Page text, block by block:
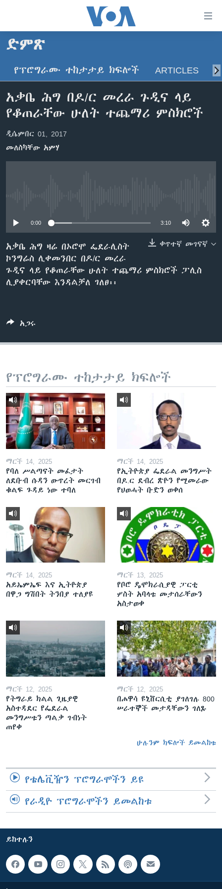
ማገናኛዎች
ዋናው
ይዘት
ወደ
ዋናው
እለፍ
ወደ
ዋናው
ዜና
ኢትዮጵያ
ኑሮ በጤንነት
ከምሽቱ ሦስት ሰዓት የአማርኛ ዜና
ክምችት
ቋንቋዎች
ድምጽ
የፕሮግራሙ ተከታታይ ክፍሎች ARTICLES
አቃቤ ሕግ በዶ/ር መረራ ጉዲና ላይ
የቆጠራቸው ሁለት ተጨማሪ ምስክሮች
ዲሴምበር 01, 2017
መለስካቸው አምሃ
0:00 3:10
ቀጥተኛ መገናኛ
አቃቤ ሕግ ዛሬ በኦሮሞ ፌደራሊስት
ኮንግሬስ ሊቀመንበር በዶ/ር መረራ
ጉዲና ላይ የቆጠራቸው ሁለት ተጨማሪ ምስክሮች ፓሊስ
ሊያቀርባቸው እንዳልቻለ ገለፀ፡፡
አጋሩ
የፕሮግራሙ ተከታታይ ክፍሎች
ማርች 14, 2025
የባለ ሥልጣናት መፈታት
ለደቡብ ሱዳን ውጥረት መርገብ
ቁልፍ ጉዳይ ነው ተባለ
ማርች 14, 2025
የኢትዮጵያ ፌደራል መንግሥት
በዶ.ር ደብረ ጽዮን የሚመራው
የህወሓት ቡድን ወቀሰ
ማርች 14, 2025
አይኤምኤፍ እና ኢትዮጵያ
በዋጋ ግሽበት ትንበያ ተለያዩ
ማርች 13, 2025
የቦሮ ዴሞክራሲያዊ ፓርቲ
ሦስት አባላቱ መታሰራቸውን
አስታወቀ
ማርች 12, 2025
የትግራይ ክልል ጊዜያዊ
አስተዳደር የፌደራል
መንግሥቱን ጣልቃ ገብነት
ጠየቀ
ማርች 12, 2025
በሐዋሳ ዩኒቨርሲቲ ያገለገሉ 800
ሠራተኞች መታዳቸውን ገለጹ
ሁሉንም ክፍሎች ይመልከቱ
የቴሌቪዥን ፕሮግራሞችን ይዩ
የራዲዮ ፕሮግራሞችን ይመልከቱ
ይከተሉን